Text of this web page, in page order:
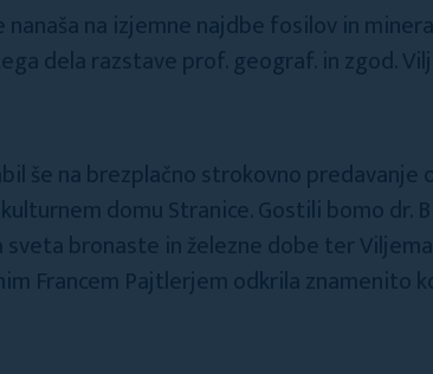
na izjemne najdbe fosilov in
dela razstave prof. geograf. in zgod.
še na brezplačno strokovno predavanje
domu Stranice. Gostili bomo dr.
bronaste in železne dobe ter
Francem Pajtlerjem odkrila znamenito